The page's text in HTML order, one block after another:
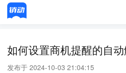
如何设置商机提醒的自动
发布于 2024-10-03 21:04:15